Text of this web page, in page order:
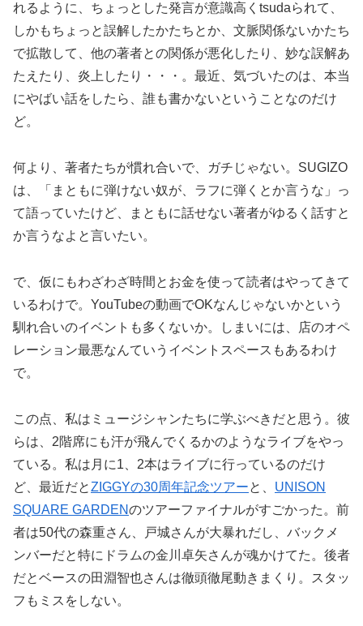
れるように、ちょっとした発言が意識高くtsudaられて、
しかもちょっと誤解したかたちとか、文脈関係ないかたち
で拡散して、他の著者との関係が悪化したり、妙な誤解あ
たえたり、炎上したり・・・。最近、気づいたのは、本当
にやばい話をしたら、誰も書かないということなのだけ
ど。
何より、著者たちが慣れ合いで、ガチじゃない。SUGIZO
は、「まともに弾けない奴が、ラフに弾くとか言うな」っ
て語っていたけど、まともに話せない著者がゆるく話すと
か言うなよと言いたい。
で、仮にもわざわざ時間とお金を使って読者はやってきて
いるわけで。YouTubeの動画でOKなんじゃないかという
馴れ合いのイベントも多くないか。しまいには、店のオペ
レーション最悪なんていうイベントスペースもあるわけ
で。
この点、私はミュージシャンたちに学ぶべきだと思う。彼
らは、2階席にも汗が飛んでくるかのようなライブをやっ
ている。私は月に1、2本はライブに行っているのだけ
ど、最近だとZIGGYの30周年記念ツアーと、 UNISON
SQUARE GARDENのツアーファイナルがすごかった。前
者は50代の森重さん、戸城さんが大暴れだし、バックメ
ンバーだと特にドラムの金川卓矢さんが魂かけてた。後者
だとベースの田淵智也さんは徹頭徹尾動きまくり。スタッ
フもミスをしない。